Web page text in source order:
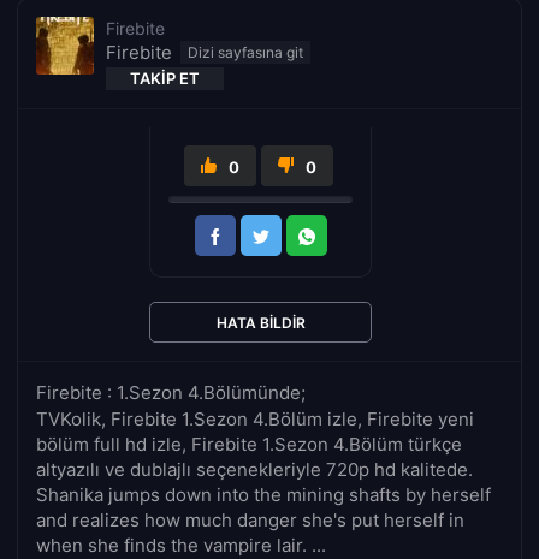
Firebite
Firebite
TAKIP ET
Firebite : 1.Sezon 4.Bölümünde;
TVKolik, Firebite 1.Sezon 4.Bölüm izle, Firebite yeni
bölüm full hd izle, Firebite 1.Sezon 4.Bölüm türkçe
altyazılı ve dublajlı seçenekleriyle 720p hd kalitede.
Shanika jumps down into the mining shafts by herself
and realizes how much danger she's put herself in
when she finds the vampire lair. ...
0 0
HATA BILDIR